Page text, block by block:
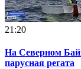
21:20
На Северном
парусная регата